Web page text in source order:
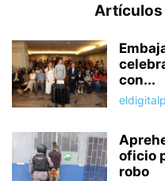
Artículos
con...
oficio
robo